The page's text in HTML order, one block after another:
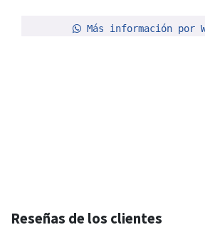
Más información por
Reseñas de los clientes